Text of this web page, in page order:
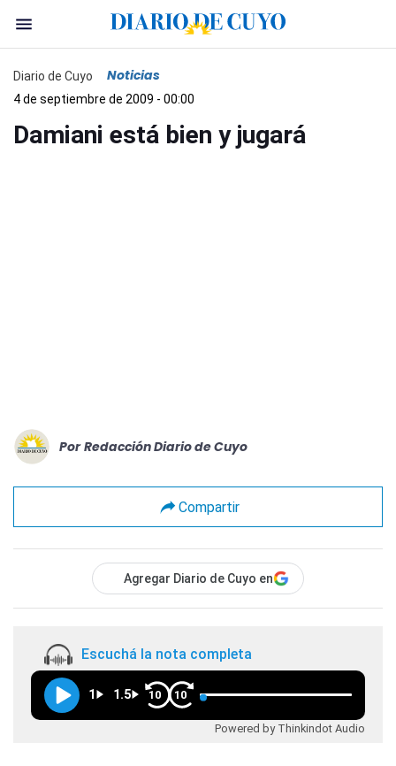
Diario de Cuyo Noticias
4 de septiembre de 2009 - 00:00
Damiani está bien y jugará
Por Redacción Diario de Cuyo
Compartir
Agregar Diario de Cuyo en
Escuchá la nota completa
1 1.5 10 10
Powered by Thinkindot Audio